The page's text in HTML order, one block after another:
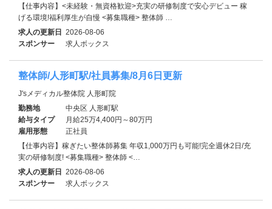
【仕事内容】<未経験・無資格歓迎>充実の研修制度で安心デビュー 稼
げる環境!福利厚生が自慢 <募集職種> 整体師 …
求人の更新日 2026-08-06
スポンサー
求人ボックス
整体師/人形町駅/社員募集/8月6日更新
J'sメディカル整体院 人形町院
勤務地
中央区 人形町駅
給与タイプ
月給25万4,400円～80万円
雇用形態
正社員
【仕事内容】稼ぎたい整体師募集 年収1,000万円も可能!完全週休2日/充
実の研修制度! <募集職種> 整体師 <…
求人の更新日 2026-08-06
スポンサー
求人ボックス